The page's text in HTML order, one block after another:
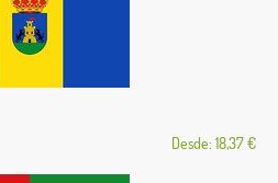
Desde: 18,37 €